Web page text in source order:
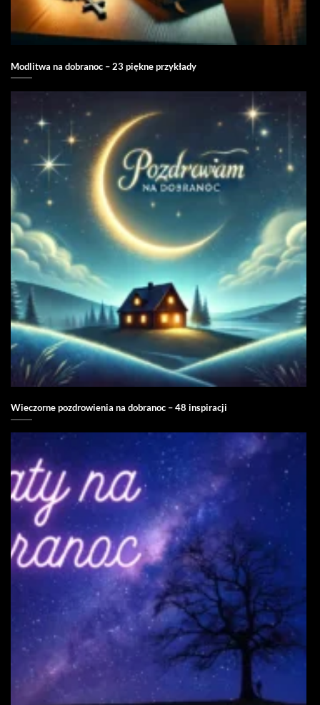
Modlitwa na dobranoc – 23 piękne przykłady
Wieczorne pozdrowienia na dobranoc – 48 inspiracji